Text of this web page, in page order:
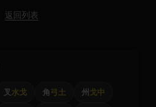
返回列表
叉 水戈 角弓土 州 戈中